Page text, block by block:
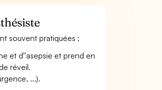
souvent pratiquées :
et d''asepsie et prend en
réveil.
...).